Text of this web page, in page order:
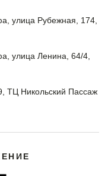
улица Рубежная, 174,
улица Ленина, 64/4,
ТЦ Никольский Пассаж